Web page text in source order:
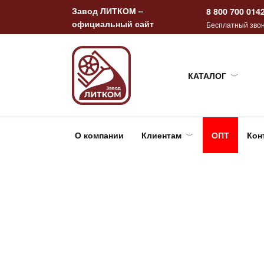
содержанию
Завод ЛИТКОМ –
официальный сайт
8 800 700
Бесплатный
КАТАЛОГ
О компании Клиентам ОПТ